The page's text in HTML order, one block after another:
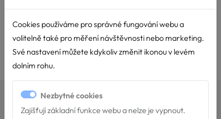
Připravované akce
Cookies používáme pro správné fungování webu a
volitelně také pro měření návštěvnosti nebo marketing.
Své nastavení můžete kdykoliv změnit ikonou v levém
dolním rohu.
Nezbytné cookies
Zajišťují základní funkce webu a nelze je vypnout.